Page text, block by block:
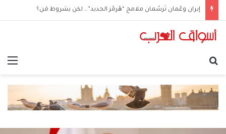
إيران وعُمان تَرسُمان ملامح “هُرمُز الجديد”… لكن بشروط مَن؟